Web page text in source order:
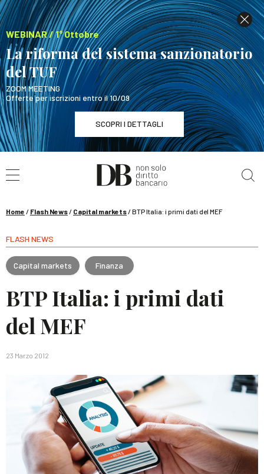
WEBINAR / 1° Ottobre
La riforma del sistema sanzionatorio
del TUF
ZOOM MEETING
Offerte per iscrizioni entro il 10/09
SCOPRI I DETTAGLI
WEBINAR / 1° Ottobre
La riforma del sistema sanzionatorio del TUF
Home / Flash News/ Capital markets/BTP Italia: i primi dati del MEF
FLASH NEWS
Capital markets Finanza
BTP Italia: i primi dati
del MEF
23 Marzo 2012